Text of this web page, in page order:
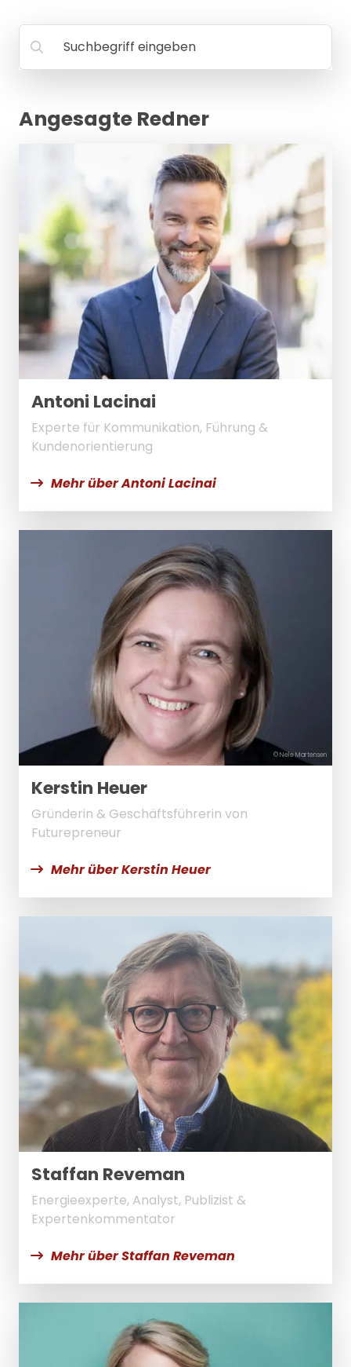
FAQ
Suchbegriff eingeben
Angesagte Redner
Antoni Lacinai
Experte für Kommunikation, Führung &
Kundenorientierung
Mehr über Antoni Lacinai
© Nele Martensen
Kerstin Heuer
Gründerin & Geschäftsführerin von
Futurepreneur
Mehr über Kerstin Heuer
Staffan Reveman
Energieexperte, Analyst, Publizist &
Expertenkommentator
Mehr über Staffan Reveman